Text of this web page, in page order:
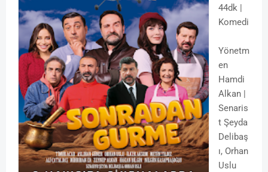
44dk |
Komedi
Yönetm
en
Hamdi
Alkan |
Senaris
t Şeyda
Delibaş
ı, Orhan
Uslu